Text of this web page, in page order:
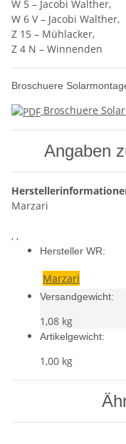
W 5 – Jacobi Walther,
W 6 V – Jacobi Walther,
Z 15 – Mühlacker,
Z 4 N – Winnenden
Broschuere
Broschuere
Angaben
Marzari
, ,
Hersteller WR:
Marzari
Versandgewicht:
1,08 kg
Artikelgewicht:
1,00 kg